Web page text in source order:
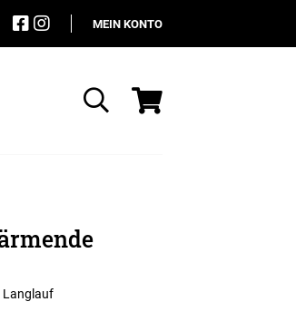
MEIN KONTO
Suche
Langlauf